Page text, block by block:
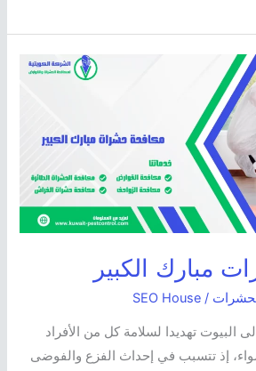
مبارك الكبير
/
SEO House
البيوت تهديدا لسلامة كل من الأفراد
إذ تتسبب في إحداث الفزع والفوضى